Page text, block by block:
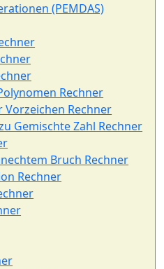
(PEMDAS)
Rechner
Vorzeichen Rechner
Gemischte Zahl Rechner
Bruch Rechner
Rechner